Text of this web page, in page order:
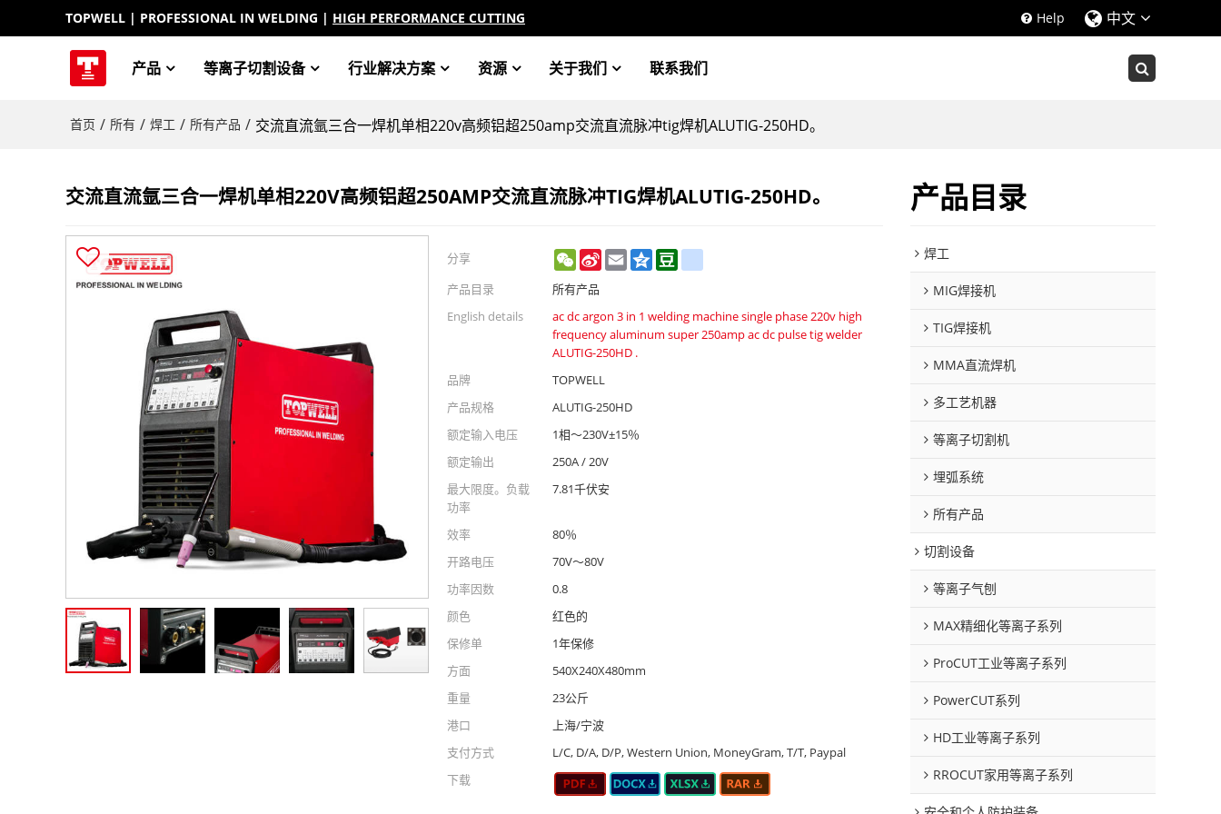
TOPWELL | PROFESSIONAL IN WELDING | HIGH PERFORMANCE CUTTING Help 中文
产品 等离子切割设备 行业解决方案 资源 关于我们 联系我们
首页 / 所有 / 焊工 / 所有产品 / 交流直流氩三合一焊机单相220v高频铝超250amp交流直流脉冲tig焊机ALUTIG-250HD。
交流直流氩三合一焊机单相220V高频铝超250AMP交流直流脉冲TIG焊机ALUTIG-250HD。
分享 WeChat
Sina
Weibo
Email Qzone
产品目录
所有产品
English details
ac dc argon 3 in 1 welding machine single phase 220v high
frequency aluminum super 250amp ac dc pulse tig welder
ALUTIG-250HD .
品牌
TOPWELL
产品规格
ALUTIG-250HD
额定输入电压
1相〜230V±15％
额定输出
250A / 20V
最大限度。负载
功率
7.81千伏安
效率
80％
开路电压
70V〜80V
功率因数
0.8
颜色
红色的
保修单
1年保修
方面
540X240X480mm
重量
23公斤
港口
上海/宁波
支付方式
L/C, D/A, D/P, Western Union, MoneyGram, T/T, Paypal
下载
产品目录
焊工
MIG焊接机
TIG焊接机
MMA直流焊机
多工艺机器
等离子切割机
埋弧系统
所有产品
切割设备
等离子气刨
MAX精细化等离子系列
ProCUT工业等离子系列
PowerCUT系列
HD工业等离子系列
RROCUT家用等离子系列